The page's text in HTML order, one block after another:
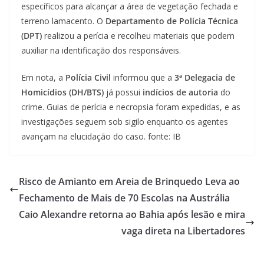
específicos para alcançar a área de vegetação fechada e
terreno lamacento. O Departamento de Polícia Técnica
(DPT) realizou a perícia e recolheu materiais que podem
auxiliar na identificação dos responsáveis.
Em nota, a Polícia Civil informou que a 3ª Delegacia de
Homicídios (DH/BTS) já possui indícios de autoria do
crime. Guias de perícia e necropsia foram expedidas, e as
investigações seguem sob sigilo enquanto os agentes
avançam na elucidação do caso. fonte: IB
Risco de Amianto em Areia de Brinquedo Leva ao
Fechamento de Mais de 70 Escolas na Austrália
Caio Alexandre retorna ao Bahia após lesão e mira
vaga direta na Libertadores